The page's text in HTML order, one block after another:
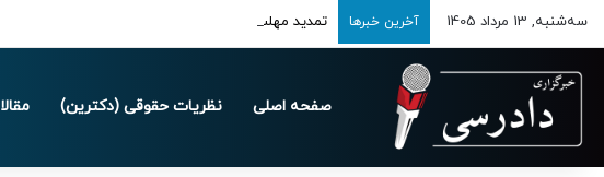
سه‌شنبه, 13 مرداد 1405 آخرین خبرها تمدید مهلت ارسال اظهارنامه‌های مالیاتی تا پایان تابستان 1405
صفحه اصلی نظریات حقوقی (دکترین)